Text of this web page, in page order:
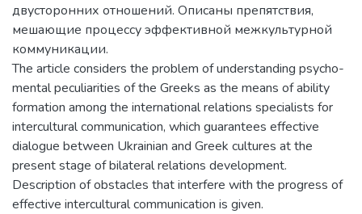
двусторонних отношений. Описаны препятствия,
мешающие процессу эффективной межкультурной
коммуникации.
The article considers the problem of understanding psycho-
mental peculiarities of the Greeks as the means of ability
formation among the international relations specialists for
intercultural communication, which guarantees effective
dialogue between Ukrainian and Greek cultures at the
present stage of bilateral relations development.
Description of obstacles that interfere with the progress of
effective intercultural communication is given.